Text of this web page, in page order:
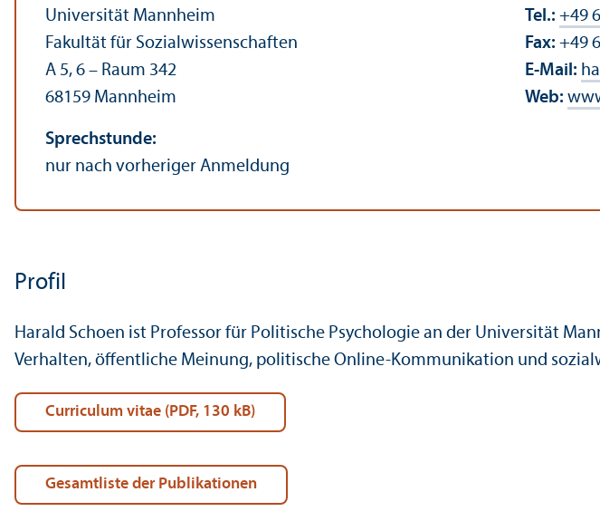
Universität Mannheim
Fakultät für Sozial­wissenschaften
A 5, 6 – Raum 342
68159 Mannheim
Tel.: +49
Fax: +49
E-Mail:
Web:
Sprechstunde:
nur nach vorheriger Anmeldung
Profil
Harald Schoen ist Professor für Politische Psychologie an der Universität
Verhalten, öffentliche Meinung, politische Online-Kommunikation und
Curriculum vitae (PDF, 130 kB)
Gesamtliste der Publikationen